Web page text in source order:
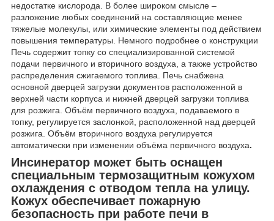
недостатке кислорода. В более широком смысле –
разложение любых соединений на составляющие менее
тяжелые молекулы, или химические элементы под действием
повышения температуры. Немного подробнее о конструкции
Печь содержит топку со специализированной системой
подачи первичного и вторичного воздуха, а также устройство
распределения сжигаемого топлива. Печь снабжена
основной дверцей загрузки документов расположенной в
верхней части корпуса и нижней дверцей загрузки топлива
для розжига. Объём первичного воздуха, подаваемого в
топку, регулируется заслонкой, расположенной над дверцей
розжига. Объём вторичного воздуха регулируется
автоматически при изменении объёма первичного воздуха.
Инсинератор может быть оснащен
специальным термозащитным кожухом
охлаждения с отводом тепла на улицу.
Кожух обеспечивает пожарную
безопасность при работе печи в